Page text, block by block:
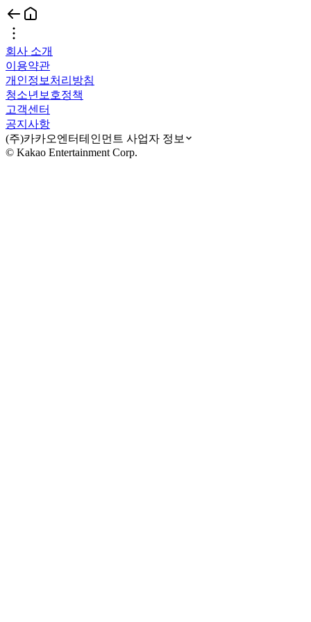
회사 소개
이용약관
개인정보처리방침
청소년보호정책
고객센터
공지사항
(주)카카오엔터테인먼트 사업자 정보
© Kakao Entertainment Corp.